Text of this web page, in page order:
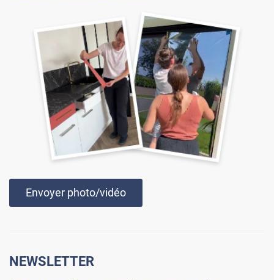
Envoyer photo/vidéo
NEWSLETTER